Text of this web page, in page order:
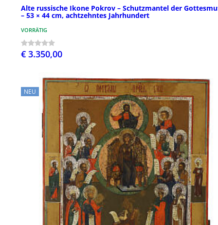
Alte russische Ikone Pokrov – Schutzmantel der
– 53 × 44 cm, achtzehntes Jahrhundert
VORRÄTIG
€ 3.350,00
NEU